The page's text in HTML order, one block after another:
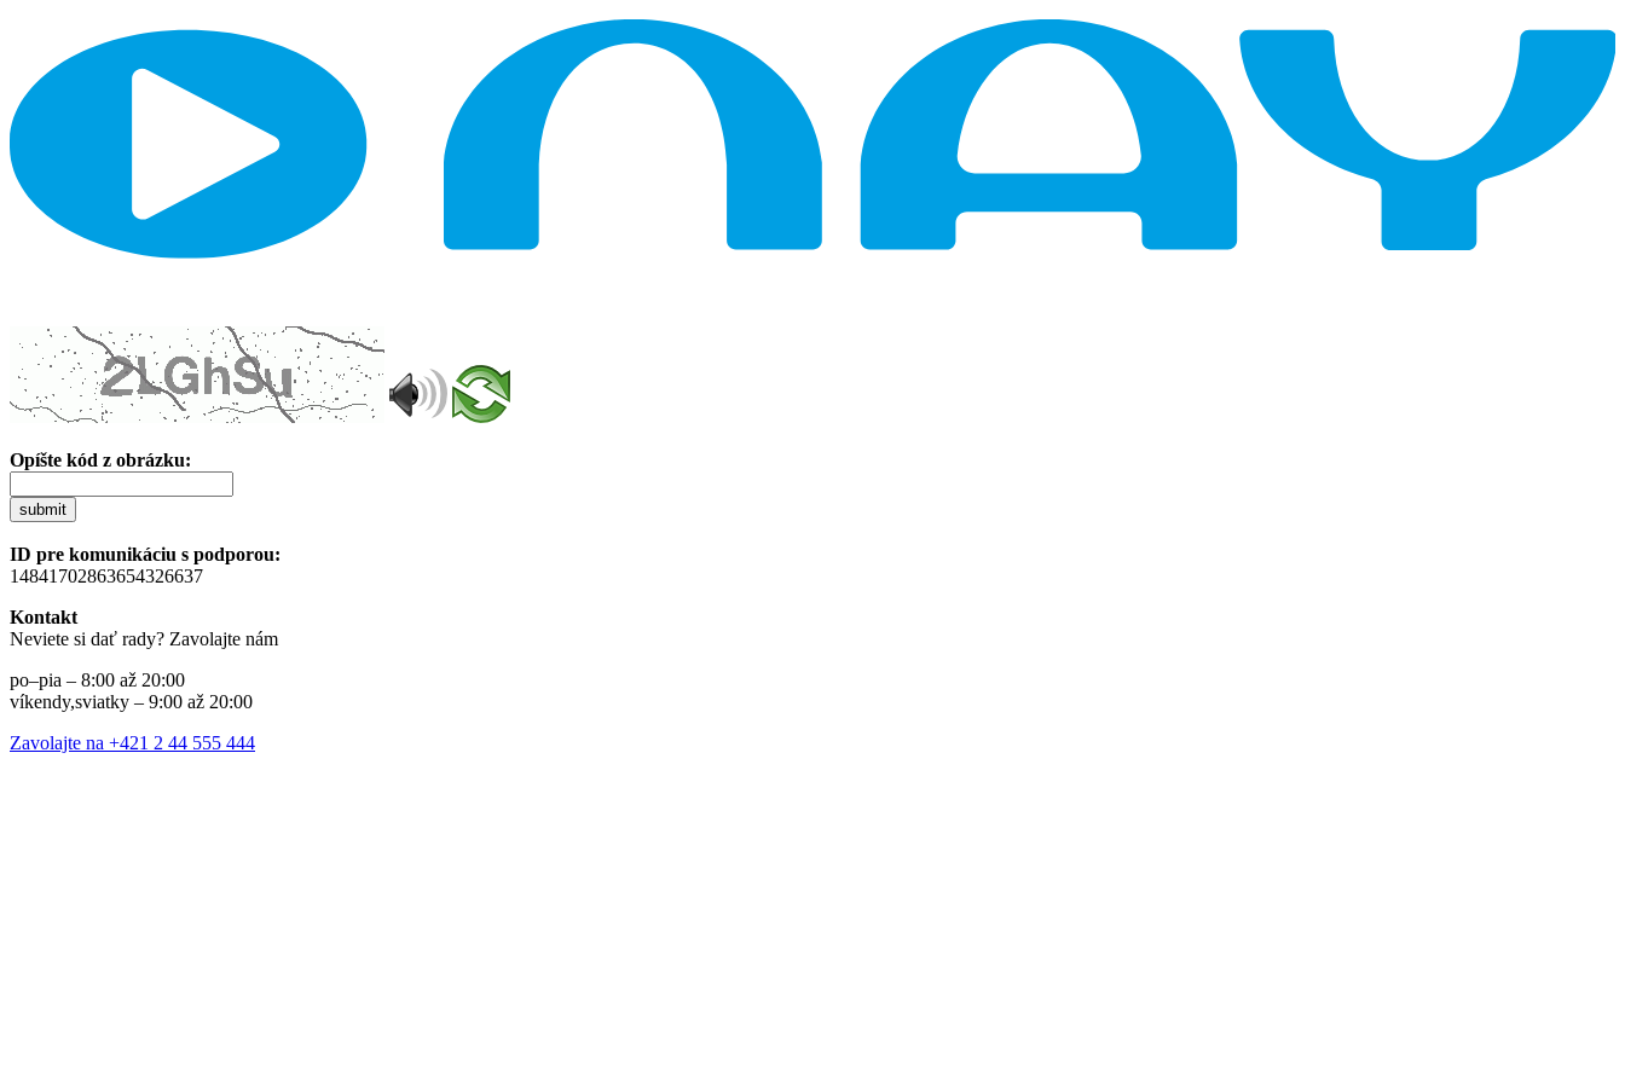
Opíšte kód z obrázku:
submit
ID pre komunikáciu s podporou:
14841702863654326637
Kontakt
Neviete si dať rady? Zavolajte nám
po–pia – 8:00 až 20:00
víkendy,sviatky – 9:00 až 20:00
Zavolajte na +421 2 44 555 444